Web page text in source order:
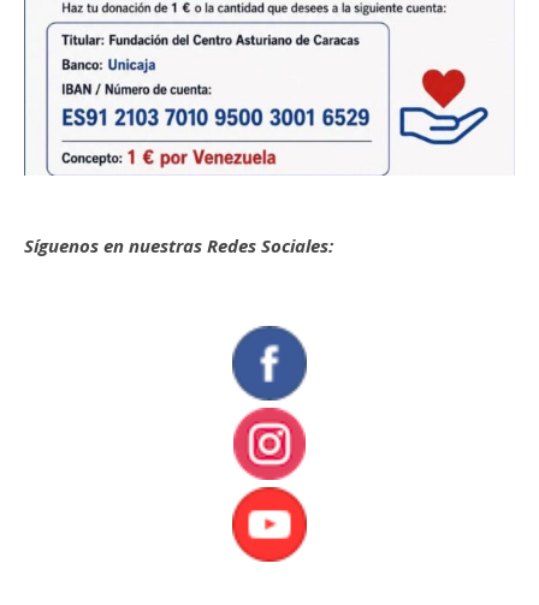
Síguenos en nuestras Redes Sociales: